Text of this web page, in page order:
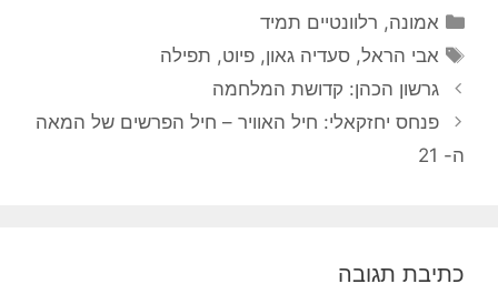
קטגוריות
אמונה, רלוונטיים תמיד
תגיות
אבי הראל,סעדיה גאון,פיוט, תפילה
גרשון הכהן: קדושת המלחמה
פנחס יחזקאלי: חיל האוויר – חיל הפרשים של המאה
ה- 21
כתיבת תגובה